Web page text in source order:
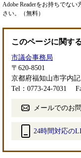
Adobe Readerをお持ちでな
さい。（無料）
このページに関す
市議会事務局
〒620-8501
京都府福知山市字内
Tel：0773-24-7031
メールでのお
24時間対応の